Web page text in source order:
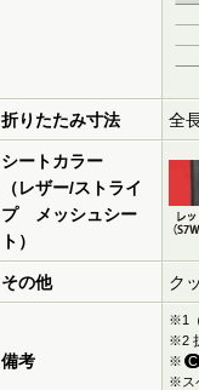
折りたたみ寸法 全
シートカラー
（レザー/ストライ
プ メッシュシー
ト）
その他 ク
備考
※1
※2
※ C
※ス